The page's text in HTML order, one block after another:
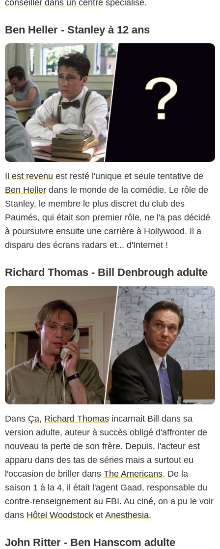
conseiller dans un centre spécialisé.
Ben Heller - Stanley à 12 ans
Il est revenu est resté l'unique et seule tentative de
Ben Heller dans le monde de la comédie. Le rôle de
Stanley, le membre le plus discret du club des
Paumés, qui était son premier rôle, ne l'a pas décidé
à poursuivre ensuite une carrière à Hollywood. Il a
disparu des écrans radars et... d'Internet !
Richard Thomas - Bill Denbrough adulte
Dans Ça, Richard Thomas incarnait Bill dans sa
version adulte, auteur à succès obligé d'affronter de
nouveau la perte de son frère. Depuis, l'acteur est
apparu dans des tas de séries mais a surtout eu
l'occasion de briller dans The Americans. De la
saison 1 à la 4, il était l'agent Gaad, responsable du
contre-renseignement au FBI. Au ciné, on a pu le voir
dans Hôtel Woodstock et Anesthesia.
John Ritter - Ben Hanscom adulte